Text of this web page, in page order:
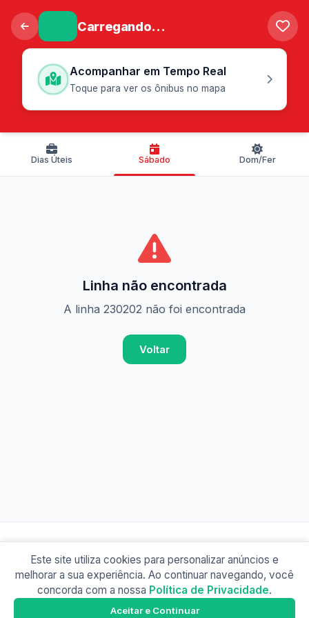
Carregando...
Acompanhar em Tempo Real
Toque para ver os ônibus no mapa
Dias Úteis Sábado Dom/Fer
Linha não encontrada
A linha 230202 não foi encontrada
Voltar
© 2026 Busão BR
Sobre Contato Política de Privacidade
Este site utiliza cookies para personalizar anúncios e
melhorar a sua experiência. Ao continuar navegando, você
concorda com a nossa Política de Privacidade.
Aceitar e Continuar